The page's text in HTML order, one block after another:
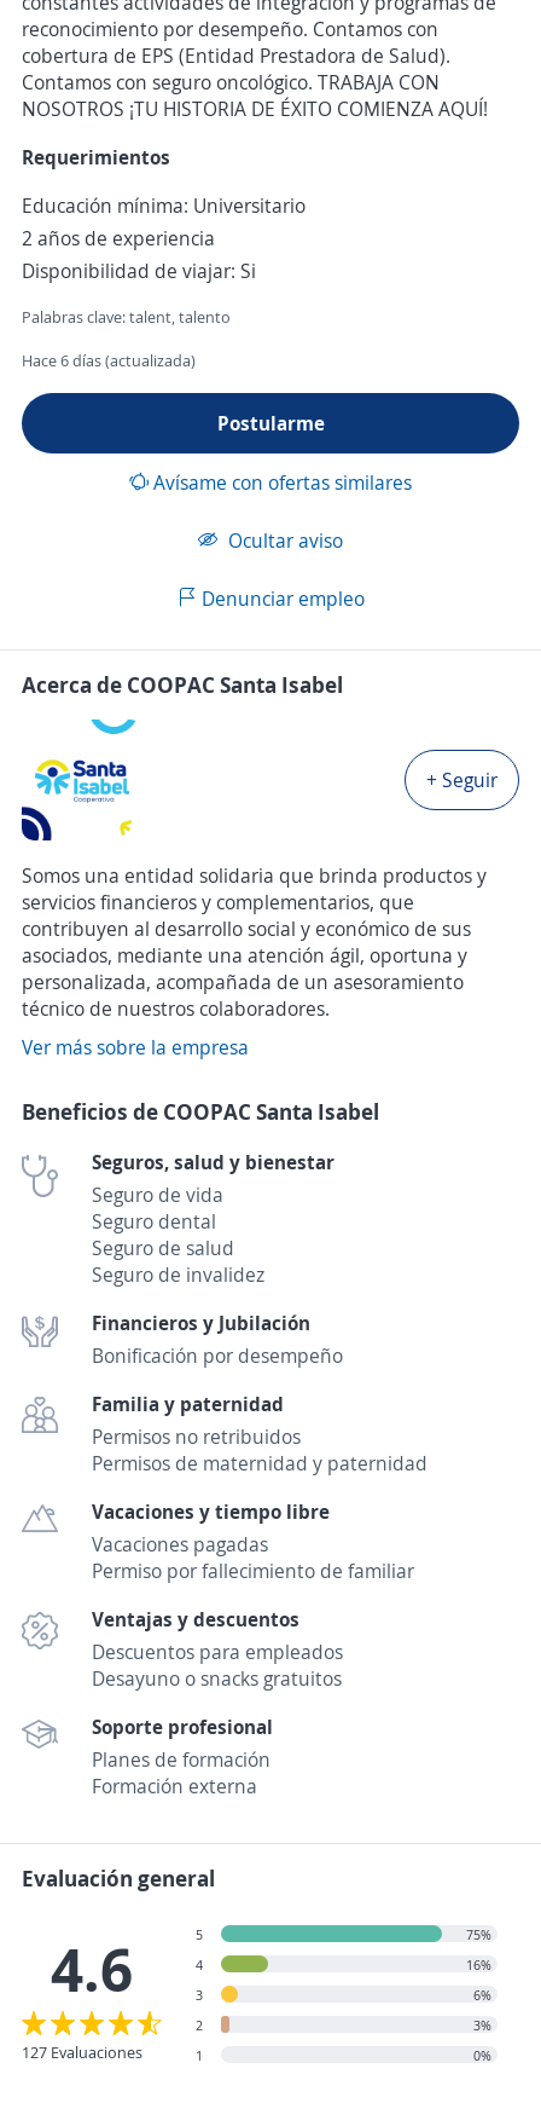
reconocimiento por desempeño. Contamos con
cobertura de EPS (Entidad Prestadora de Salud).
Contamos con seguro oncológico. TRABAJA CON
NOSOTROS ¡TU HISTORIA DE ÉXITO COMIENZA AQUÍ!
Requerimientos
Educación mínima: Universitario
2 años de experiencia
Disponibilidad de viajar: Si
Palabras clave: talent, talento
Hace 6 días (actualizada)
Postularme
Avísame con ofertas similares
Ocultar aviso
Denunciar empleo
Acerca de COOPAC Santa Isabel
+ Seguir
Somos una entidad solidaria que brinda productos y
servicios financieros y complementarios, que
contribuyen al desarrollo social y económico de sus
asociados, mediante una atención ágil, oportuna y
personalizada, acompañada de un asesoramiento
técnico de nuestros colaboradores.
Ver más sobre la empresa
Beneficios de COOPAC Santa Isabel
Seguros, salud y bienestar
Seguro de vida
Seguro dental
Seguro de salud
Seguro de invalidez
Financieros y Jubilación
Bonificación por desempeño
Familia y paternidad
Permisos no retribuidos
Permisos de maternidad y paternidad
Vacaciones y tiempo libre
Vacaciones pagadas
Permiso por fallecimiento de familiar
Ventajas y descuentos
Descuentos para empleados
Desayuno o snacks gratuitos
Soporte profesional
Planes de formación
Formación externa
Evaluación general
4.6
127 Evaluaciones
5
75%
4
16%
3
6%
2
3%
1
0%